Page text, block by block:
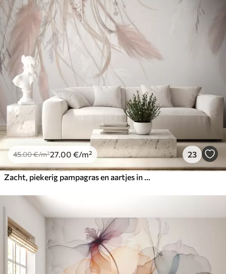
45.00€/m²27 .00 €/m² 23